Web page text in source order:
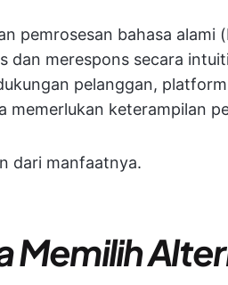
pemrosesan bahasa
dan merespons secara
pelanggan,
memerlukan keterampilan
dari manfaatnya.
Memilih